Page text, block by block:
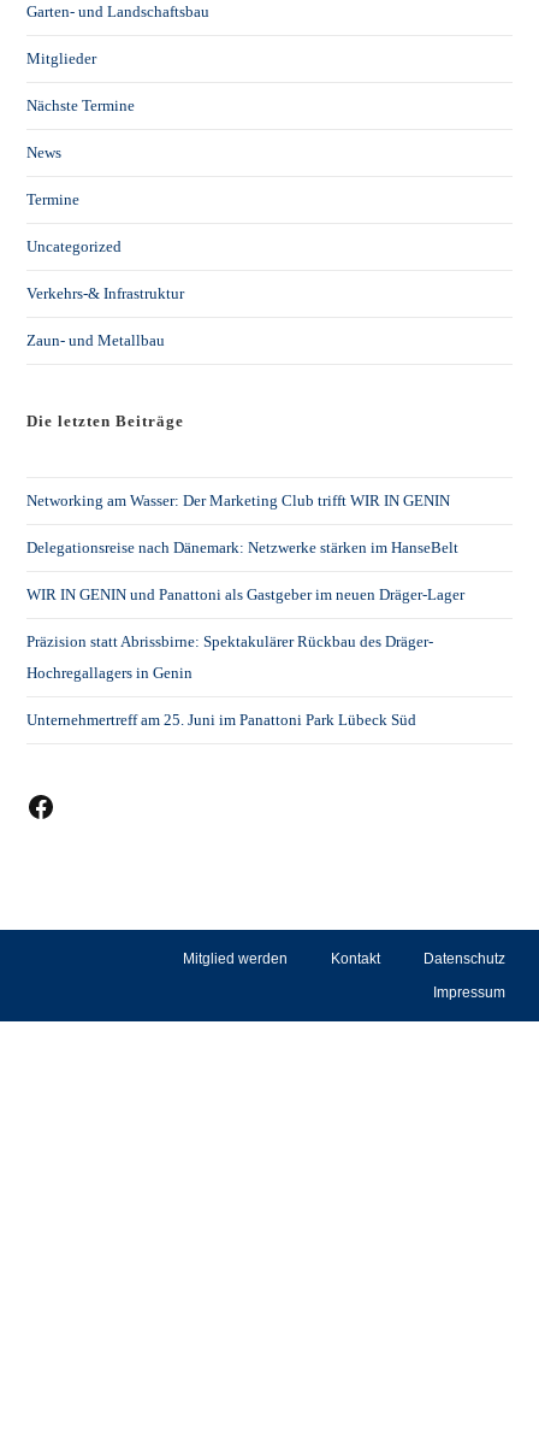
Garten- und Landschaftsbau
Mitglieder
Nächste Termine
News
Termine
Uncategorized
Verkehrs-& Infrastruktur
Zaun- und Metallbau
Die letzten Beiträge
Networking am Wasser: Der Marketing Club trifft WIR IN GENIN
Delegationsreise nach Dänemark: Netzwerke stärken im HanseBelt
WIR IN GENIN und Panattoni als Gastgeber im neuen Dräger-Lager
Präzision statt Abrissbirne: Spektakulärer Rückbau des Dräger-
Hochregallagers in Genin
Unternehmertreff am 25. Juni im Panattoni Park Lübeck Süd
Mitglied werden Kontakt
Datenschutz
Impressum